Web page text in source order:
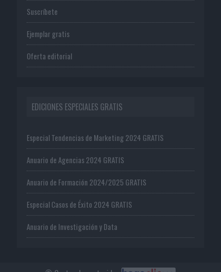
Suscríbete
Ejemplar gratis
Oferta editorial
EDICIONES ESPECIALES GRATIS
Especial Tendencias de Marketing 2024 GRATIS
Anuario de Agencias 2024 GRATIS
Anuario de Formación 2024/2025 GRATIS
Especial Casos de Éxito 2024 GRATIS
Anuario de Investigación y Data